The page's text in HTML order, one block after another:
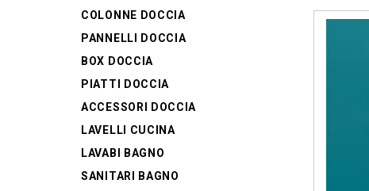
COLONNE DOCCIA
PANNELLI DOCCIA
BOX DOCCIA
PIATTI DOCCIA
ACCESSORI DOCCIA
LAVELLI CUCINA
LAVABI BAGNO
SANITARI BAGNO